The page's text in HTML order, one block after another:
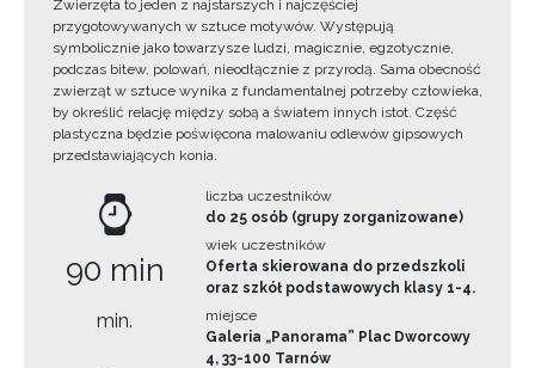
Zwierzęta to jeden z najstarszych i najczęściej
przygotowywanych w sztuce motywów. Występują
symbolicznie jako towarzysze ludzi, magicznie, egzotycznie,
podczas bitew, polowań, nieodłącznie z przyrodą. Sama obecność
zwierząt w sztuce wynika z fundamentalnej potrzeby człowieka,
by określić relację między sobą a światem innych istot. Część
plastyczna będzie poświęcona malowaniu odlewów gipsowych
przedstawiających konia.
90 min
min.
liczba uczestników
do 25 osób (grupy zorganizowane)
wiek uczestników
Oferta skierowana do przedszkoli
oraz szkół podstawowych klasy 1-4.
miejsce
Galeria „Panorama” Plac Dworcowy
4, 33-100 Tarnów